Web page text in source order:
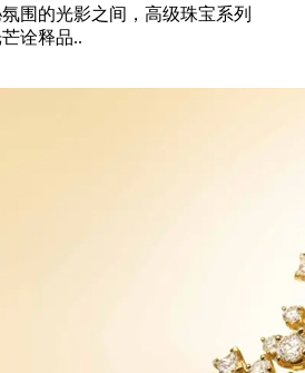
围的光影之间，高级珠宝系列
芒诠释品..